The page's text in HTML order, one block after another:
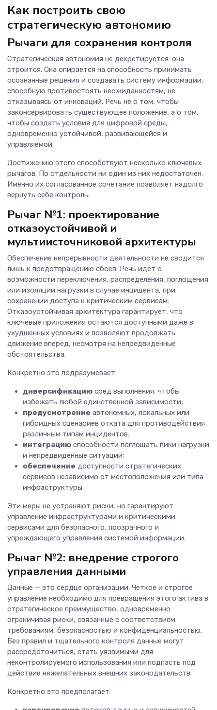
Как построить свою
стратегическую автономию
Рычаги для сохранения контроля
Стратегическая автономия не декретируется: она
строится. Она опирается на способность принимать
осознанные решения и создавать систему информации,
способную противостоять неожиданностям, не
отказываясь от инноваций. Речь не о том, чтобы
законсервировать существующее положение, а о том,
чтобы создать условия для цифровой среды,
одновременно устойчивой, развивающейся и
управляемой.
Достижению этого способствуют несколько ключевых
рычагов. По отдельности ни один из них недостаточен.
Именно их согласованное сочетание позволяет надолго
вернуть себе контроль.
Рычаг №1: проектирование
отказоустойчивой и
мультиисточниковой архитектуры
Обеспечение непрерывности деятельности не сводится
лишь к предотвращению сбоев. Речь идёт о
возможности переключения, распределения, поглощения
или изоляции нагрузки в случае инцидента, при
сохранении доступа к критическим сервисам.
Отказоустойчивая архитектура гарантирует, что
ключевые приложения остаются доступными даже в
ухудшенных условиях и позволяют продолжать
движение вперёд, несмотря на непредвиденные
обстоятельства.
Конкретно это подразумевает:
диверсификацию сред выполнения, чтобы
избежать любой единственной зависимости;
предусмотрение автономных, локальных или
гибридных сценариев отката для противодействия
различным типам инцидентов;
интеграцию способности поглощать пики нагрузки
и непредвиденные ситуации;
обеспечение доступности стратегических
сервисов независимо от местоположения или типа
инфраструктуры.
Эти меры не устраняют риски, но гарантируют
управление инфраструктурами и критическими
сервисами для безопасного, прозрачного и
упреждающего управления системой информации.
Рычаг №2: внедрение строгого
управления данными
Данные — это сердце организации. Чёткое и строгое
управление необходимо для превращения этого актива в
стратегическое преимущество, одновременно
ограничивая риски, связанные с соответствием
требованиям, безопасностью и конфиденциальностью.
Без правил и тщательного контроля данные могут
рассредоточиться, стать уязвимыми для
неконтролируемого использования или подпасть под
действие нежелательных внешних законодательств.
Конкретно это предполагает: